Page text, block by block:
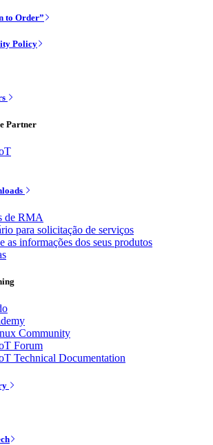
to Order”
Policy
Partner
de RMA
para solicitação de serviços
as informações dos seus produtos
Community
Forum
Technical Documentation